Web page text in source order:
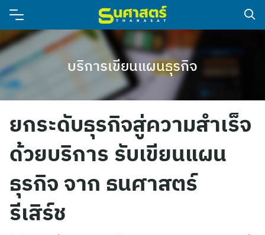
บริการเขียนแผนธุรกิจ
ยกระดับธุรกิจสู่ความสำเร็จ
ด้วยบริการ รับเขียนแผน
ธุรกิจ จาก ธนศาสตร์
รีเสิร์ช